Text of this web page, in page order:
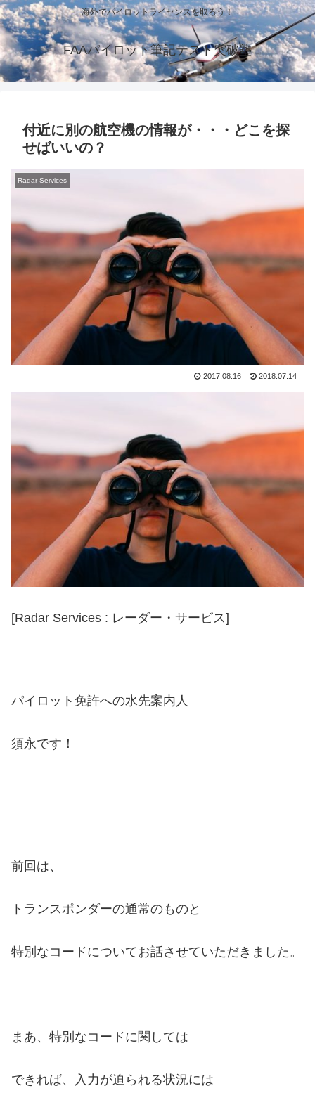
海外でパイロットライセンスを取ろう！
FAAパイロット筆記テスト突破塾
付近に別の航空機の情報が・・・どこを探
せばいいの？
Radar Services
2017.08.16 2018.07.14
[Radar Services : レーダー・サービス]
パイロット免許への水先案内人
須永です！
前回は、
トランスポンダーの通常のものと
特別なコードについてお話させていただきました。
まあ、特別なコードに関しては
できれば、 入力が迫られる状況には